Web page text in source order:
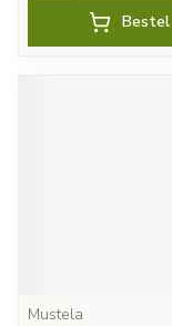
Bestel
Mustela